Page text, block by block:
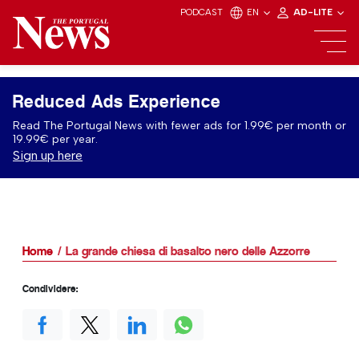
PODCAST EN AD-LITE
Reduced Ads Experience
Read The Portugal News with fewer ads for 1.99€ per month or
19.99€ per year.
Sign up here
Home La grande chiesa di basalto nero delle Azzorre
Condividere: